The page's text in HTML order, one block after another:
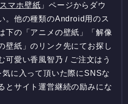
マホ壁紙 」ページからダウ
。他の種類のAndroid用のス
下の「アニメの壁紙」「解像
壁紙」のリンク先にてお探し
可愛い香風智乃 / ご注文はう
に入って頂いた際にSNSな
とサイト運営継続の励みにな